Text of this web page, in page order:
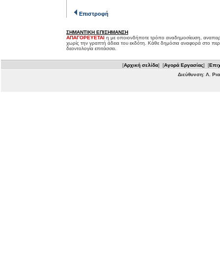
Επιστροφή
ΣΗΜΑΝΤΙΚΗ ΕΠΙΣΗΜΑΝΣΗ
ΑΠΑΓΟΡΕΥΕΤΑΙ η με οποιονδήποτε τρόπο αναδημοσίευση,
χωρίς την γραπτή άδεια του εκδότη. Κάθε δημόσια αναφορά στο
δεοντολογία επιτάσσει.
[Αρχική σελίδα] [Αγορά Εργασίας] [
Διεύθυνση: Λ.